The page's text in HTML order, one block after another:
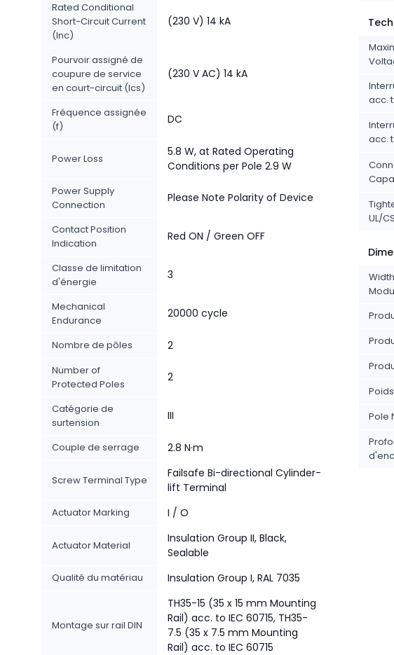
Rated Conditional
Short-Circuit Current
(Inc)
(230 V) 14 kA
Pourvoir assigné de
coupure de service
en court-circuit (Ics)
(230 V AC) 14 kA
Fréquence assignée
(f)
DC
Power Loss
5.8 W, at Rated Operating
Conditions per Pole 2.9 W
Power Supply
Connection
Please Note Polarity of Device
Contact Position
Indication
Red ON / Green OFF
Classe de limitation
d'énergie
3
Mechanical
Endurance
20000 cycle
Nombre de pôles 2
Number of
Protected Poles
2
Catégorie de
surtension
III
Couple de serrage 2.8 N·m
Screw Terminal Type
Failsafe Bi-directional Cylinder-
lift Terminal
Actuator Marking I / O
Actuator Material
Insulation Group II, Black,
Sealable
Qualité du matériau Insulation Group I, RAL 7035
Montage sur rail DIN
TH35-15 (35 x 15 mm Mounting
Rail) acc. to IEC 60715, TH35-
7.5 (35 x 7.5 mm Mounting
Rail) acc. to IEC 60715
acc.
acc.
UL/
Pole